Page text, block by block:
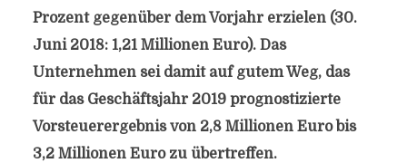
Prozent gegenüber dem Vorjahr erzielen (30.
Juni 2018: 1,21 Millionen Euro). Das
Unternehmen sei damit auf gutem Weg, das
für das Geschäftsjahr 2019 prognostizierte
Vorsteuerergebnis von 2,8 Millionen Euro bis
3,2 Millionen Euro zu übertreffen.